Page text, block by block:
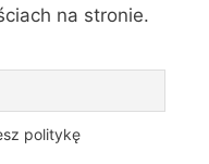
na stronie.
politykę